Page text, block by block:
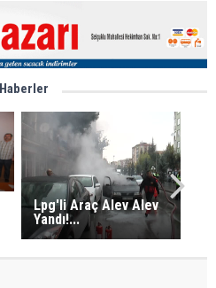
Lpg'li Araç Alev Alev
Yandı!...